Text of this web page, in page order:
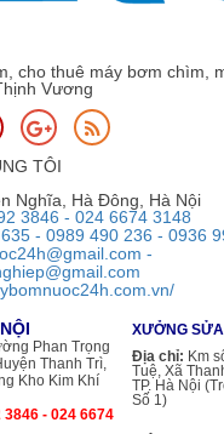
cho thuê máy bơm chìm,
Vương
TÔI
Nghĩa, Hà Đông, Hà Nội
3846 - 024 6674 3148
- 0989 490 236 - 0936
-
Phan Trọng
Thanh Trì,
Kho Kim Khí
3846 - 024 6674
XƯỞNG
Địa chỉ: Km
Tuệ, Xã
TP. Hà Nội
Số 1)